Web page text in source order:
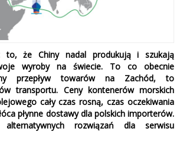
to, że Chiny nadal produkują i szukają
wyroby na świecie. To co obecnie
przepływ towarów na Zachód, to
transportu. Ceny kontenerów morskich
cały czas rosną, czas oczekiwania
płynne dostawy dla polskich importerów.
rozwiązań dla serwisu